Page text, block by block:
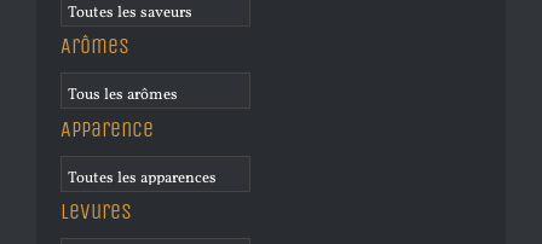
Arômes
Apparence
Levures